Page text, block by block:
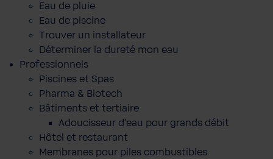
Eau de pluie
Eau de piscine
Trouver un installateur
Déterminer la dureté mon eau
Professionnels
Piscines et Spas
Pharma & Biotech
Bâtiments et tertiaire
Adoucisseur d'eau pour grands débit
Hôtel et restaurant
Membranes pour piles combustibles